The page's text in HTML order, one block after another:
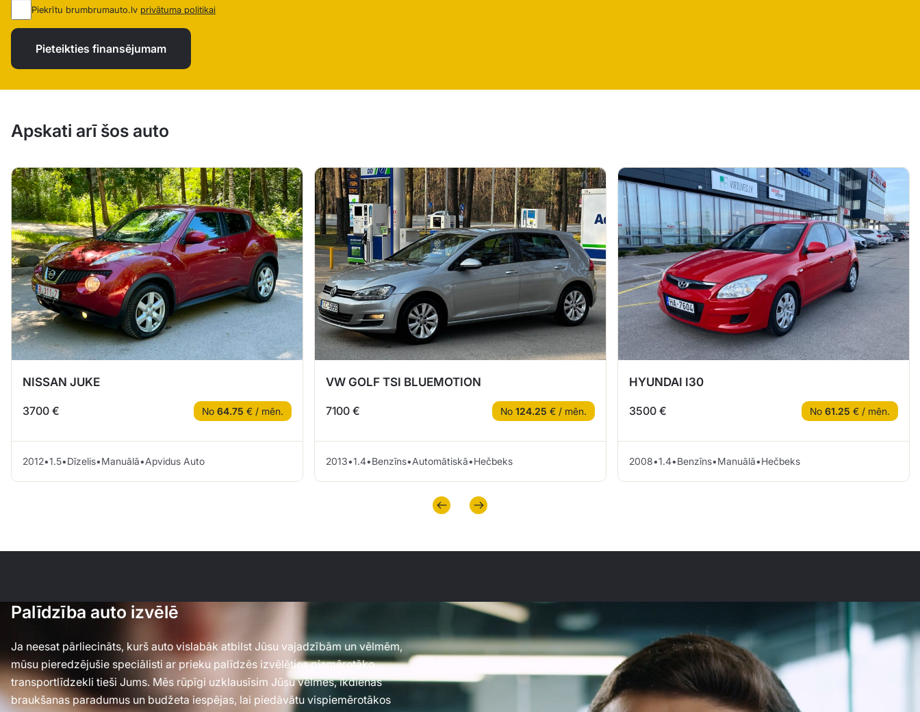
Piekrītu brumbrumauto.lv privātuma politikai
Pieteikties finansējumam
Apskati arī šos auto
NISSAN JUKE
3700 € No 64.75 € / mēn.
2012•1.5•Dīzelis•Manuālā•Apvidus Auto
VW GOLF TSI BLUEMOTION
7100 € No 124.25 € / mēn.
2013•1.4•Benzīns•Automātiskā•Hečbeks
HYUNDAI I30
3500 € No 61.25 € / mēn.
2008•1.4•Benzīns•Manuālā•Hečbeks
Palīdzība auto izvēlē
Ja neesat pārliecināts, kurš auto vislabāk atbilst Jūsu vajadzībām un vēlmēm,
mūsu pieredzējušie speciālisti ar prieku palīdzēs izvēlēties piemērotāko
transportlīdzekli tieši Jums. Mēs rūpīgi uzklausīsim Jūsu vēlmes, ikdienas
braukšanas paradumus un budžeta iespējas, lai piedāvātu vispiemērotākos